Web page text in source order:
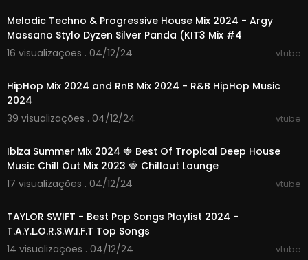
Melodic Techno & Progressive House Mix 2024 - Argy
Massano Stylo Dyzen Silver Panda (KIT3 Mix #4
16 visualizações . 04/12/24
vtube
HipHop Mix 2024 and RnB Mix 2024 - R&B HipHop Music
2024
39 visualizações . 04/12/24
vtube
Ibiza Summer Mix 2024 🍓 Best Of Tropical Deep House
Music Chill Out Mix 2023 🍓 Chillout Lounge
17 visualizações . 04/12/24
vtube
TAYLOR SWIFT - Best Pop Songs Playlist 2024 -
T.A.Y.L.O.R.S.W.I.F.T Top Songs
14 visualizações . 04/12/24
vtube